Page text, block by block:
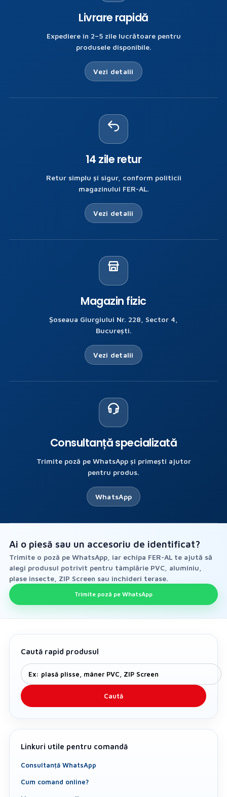
Livrare rapidă
Expediere în 2–5 zile lucrătoare pentru
produsele disponibile.
Vezi detalii
14 zile retur
Retur simplu și sigur, conform politicii
magazinului FER-AL.
Vezi detalii
Magazin fizic
Șoseaua Giurgiului Nr. 228, Sector 4,
București.
Vezi detalii
Consultanță specializată
Trimite poză pe WhatsApp și primești ajutor
pentru produs.
WhatsApp
Ai o piesă sau un accesoriu de identificat?
Trimite o poză pe WhatsApp, iar echipa FER-AL te ajută să
alegi produsul potrivit pentru tâmplărie PVC, aluminiu,
plase insecte, ZIP Screen sau închideri terase.
Trimite poză pe WhatsApp
Caută rapid produsul
Caută
Linkuri utile pentru comandă
Consultanță WhatsApp
Cum comand online?